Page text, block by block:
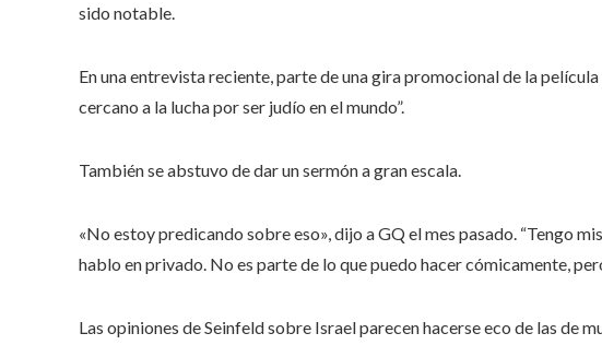
sido notable.
En una entrevista reciente, parte de una gira promocional de la
cercano a la lucha por ser judío en el mundo”.
También se abstuvo de dar un sermón a gran escala.
«No estoy predicando sobre eso», dijo a GQ el mes pasado. “Tengo
hablo en privado. No es parte de lo que puedo hacer cómicamente,
Las opiniones de Seinfeld sobre Israel parecen hacerse eco de las de